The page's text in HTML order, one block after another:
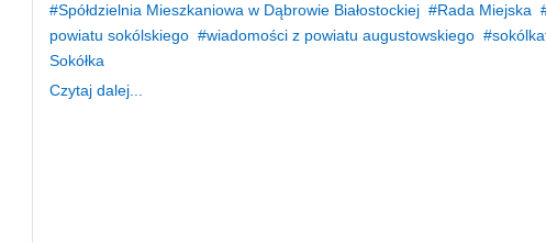
Spółdzielnia Mieszkaniowa w Dąbrowie Białostockiej
Rada Miejska
powiatu sokólskiego
wiadomości z powiatu augustowskiego
Sokółka
Czytaj dalej...